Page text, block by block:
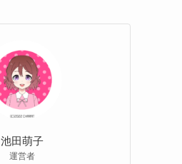
池田萌子
運営者